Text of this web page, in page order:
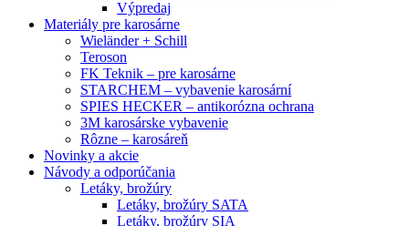
Výpredaj
Materiály pre karosárne
Wieländer + Schill
Teroson
FK Teknik – pre karosárne
STARCHEM – vybavenie karosární
SPIES HECKER – antikorózna ochrana
3M karosárske vybavenie
Rôzne – karosáreň
Novinky a akcie
Návody a odporúčania
Letáky, brožúry
Letáky, brožúry SATA
Letáky, brožúry SIA